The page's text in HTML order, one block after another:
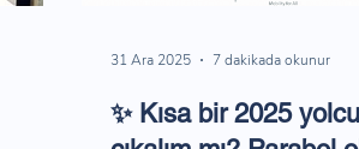
✨ Kısa bir 2025
31 Ara 2025 7 dakikada okunur